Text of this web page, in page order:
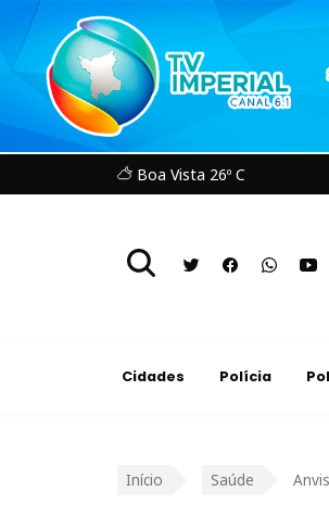
Boa Vista 26º C
Cidades Polícia
Início Saúde